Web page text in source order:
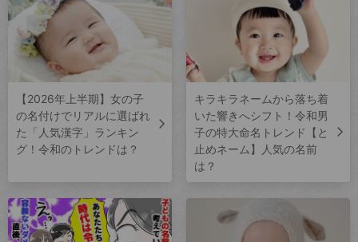
【2026年上半期】女の子
の名付けでリアルに選ばれ
た「人気漢字」ランキン
グ！令和のトレンドは？
キラキラネームから落ち着
いた響きへシフト！令和男
子の特大命名トレンド【と
止めネーム】人気の名前
は？